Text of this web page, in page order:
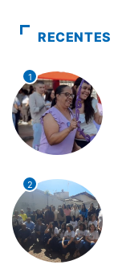
RECENTES
1
2